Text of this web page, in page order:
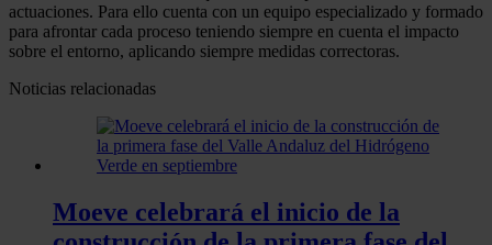
actuaciones. Para ello cuenta con un equipo especializado y formado
para afrontar cada proceso teniendo siempre en cuenta el impacto
sobre el entorno, aplicando siempre medidas correctoras.
Noticias relacionadas
Moeve celebrará el inicio de la